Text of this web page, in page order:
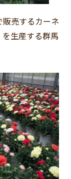
売するカーネ
生産する群馬